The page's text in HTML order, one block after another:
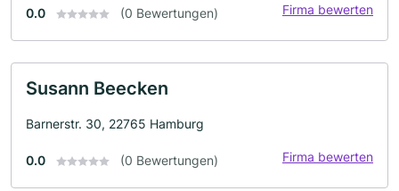
0.0 (0 Bewertungen) Firma bewerten
Susann Beecken
Barnerstr. 30, 22765 Hamburg
0.0 (0 Bewertungen) Firma bewerten